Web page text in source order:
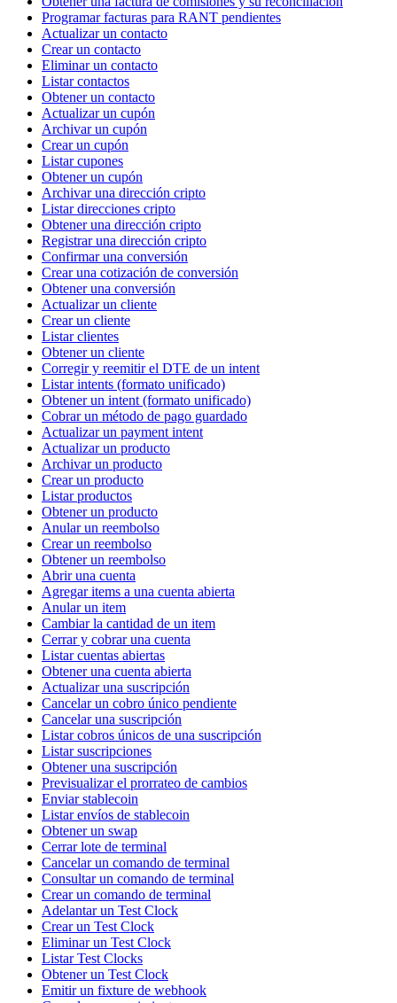
Programar facturas para RANT pendientes
Actualizar un contacto
Crear un contacto
Eliminar un contacto
Listar contactos
Obtener un contacto
Actualizar un cupón
Archivar un cupón
Crear un cupón
Listar cupones
Obtener un cupón
Archivar una dirección cripto
Listar direcciones cripto
Obtener una dirección cripto
Registrar una dirección cripto
Confirmar una conversión
Crear una cotización de conversión
Obtener una conversión
Actualizar un cliente
Crear un cliente
Listar clientes
Obtener un cliente
Corregir y reemitir el DTE de un intent
Listar intents (formato unificado)
Obtener un intent (formato unificado)
Cobrar un método de pago guardado
Actualizar un payment intent
Actualizar un producto
Archivar un producto
Crear un producto
Listar productos
Obtener un producto
Anular un reembolso
Crear un reembolso
Obtener un reembolso
Abrir una cuenta
Agregar items a una cuenta abierta
Anular un item
Cambiar la cantidad de un item
Cerrar y cobrar una cuenta
Listar cuentas abiertas
Obtener una cuenta abierta
Actualizar una suscripción
Cancelar un cobro único pendiente
Cancelar una suscripción
Listar cobros únicos de una suscripción
Listar suscripciones
Obtener una suscripción
Previsualizar el prorrateo de cambios
Enviar stablecoin
Listar envíos de stablecoin
Obtener un swap
Cerrar lote de terminal
Cancelar un comando de terminal
Consultar un comando de terminal
Crear un comando de terminal
Adelantar un Test Clock
Crear un Test Clock
Eliminar un Test Clock
Listar Test Clocks
Obtener un Test Clock
Emitir un fixture de webhook